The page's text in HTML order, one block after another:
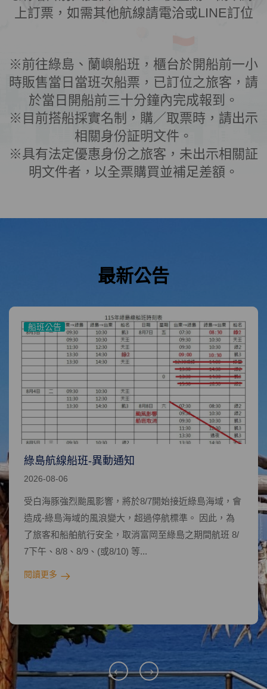
上訂票，如需其他航線請電洽或LINE訂位
※前往綠島、蘭嶼船班，櫃台於開船前一小
時販售當日當班次船票，已訂位之旅客，請
於當日開船前三十分鐘內完成報到。
※目前搭船採實名制，購／取票時，請出示
相關身份証明文件。
※具有法定優惠身份之旅客，未出示相關証
明文件者，以全票購買並補足差額。
最新公告
船班公告
綠島航線船班-異動通知
2026-08-06
受白海豚強烈颱風影響，將於8/7開始接近綠島海域，會
造成-綠島海域的風浪變大，超過停航標準。 因此，為
了旅客和船舶航行安全，取消富岡至綠島之期間航班 8/
7下午、8/8、8/9、(或8/10) 等...
閱讀更多
船班公告
蘭嶼航
2026-08-05
受白海豚
海域，會
因此，為